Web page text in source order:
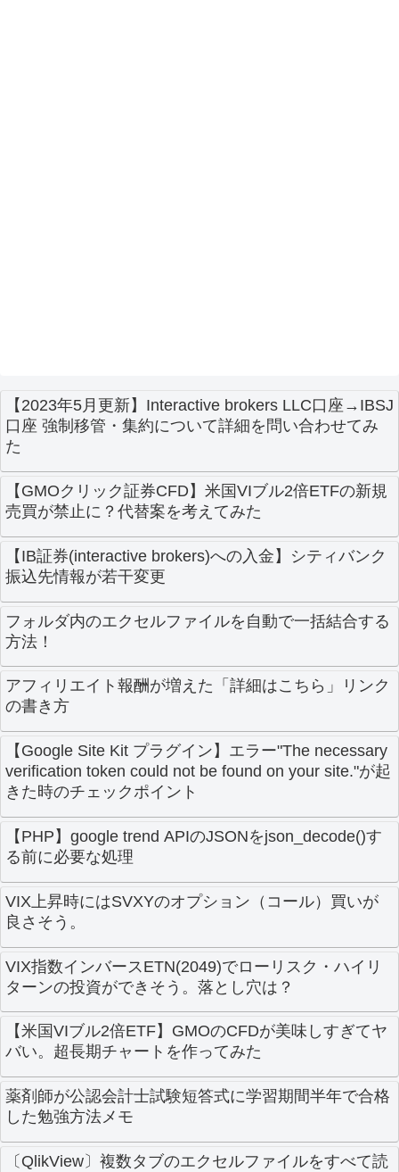
【2023年5月更新】Interactive brokers LLC口座→IBSJ
口座 強制移管・集約について詳細を問い合わせてみ
た
【GMOクリック証券CFD】米国VIブル2倍ETFの新規
売買が禁止に？代替案を考えてみた
【IB証券(interactive brokers)への入金】シティバンク
振込先情報が若干変更
フォルダ内のエクセルファイルを自動で一括結合する
方法！
アフィリエイト報酬が増えた「詳細はこちら」リンク
の書き方
【Google Site Kit プラグイン】エラー"The necessary
verification token could not be found on your site."が起
きた時のチェックポイント
【PHP】google trend APIのJSONをjson_decode()す
る前に必要な処理
VIX上昇時にはSVXYのオプション（コール）買いが
良さそう。
VIX指数インバースETN(2049)でローリスク・ハイリ
ターンの投資ができそう。落とし穴は？
【米国VIブル2倍ETF】GMOのCFDが美味しすぎてヤ
バい。超長期チャートを作ってみた
薬剤師が公認会計士試験短答式に学習期間半年で合格
した勉強方法メモ
〔QlikView〕複数タブのエクセルファイルをすべて読